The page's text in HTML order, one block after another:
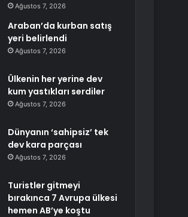
Ağustos 7, 2026
Araban’da kurban satış
yeri belirlendi
Ağustos 7, 2026
Ülkenin her yerine dev
kum yastıkları serdiler
Ağustos 7, 2026
Dünyanın ‘sahipsiz’ tek
dev kara parçası
Ağustos 7, 2026
Turistler gitmeyi
bırakınca 7 Avrupa ülkesi
hemen AB’ye koştu